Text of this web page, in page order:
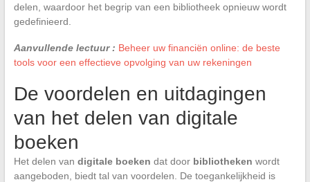
delen, waardoor het begrip van een bibliotheek opnieuw wordt
gedefinieerd.
Aanvullende lectuur : Beheer uw financiën online: de beste
tools voor een effectieve opvolging van uw rekeningen
De voordelen en uitdagingen
van het delen van digitale
boeken
Het delen van digitale boeken dat door bibliotheken wordt
aangeboden, biedt tal van voordelen. De toegankelijkheid is